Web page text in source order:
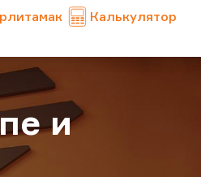
Калькулятор
и